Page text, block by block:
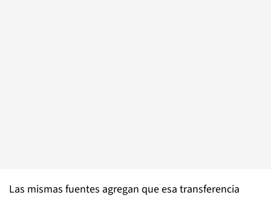
Las mismas fuentes agregan que esa transferencia